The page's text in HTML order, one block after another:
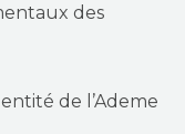
des
de l’Ademe